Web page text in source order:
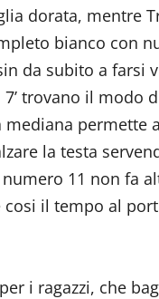
dorata, mentre
bianco con
da subito a farsi
trovano il modo
permette
la testa
11 non fa
il tempo al
i ragazzi, che